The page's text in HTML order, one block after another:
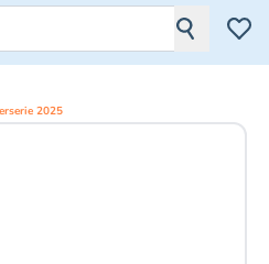
2025